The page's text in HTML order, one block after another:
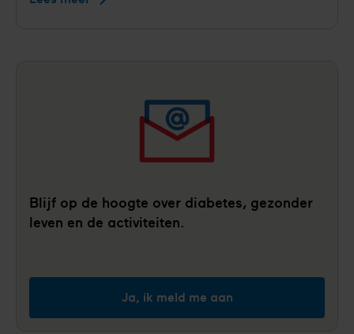
eerder
zichtbaar
Blijf op de hoogte over diabetes, gezonder
leven en de activiteiten.
Ja, ik meld me aan